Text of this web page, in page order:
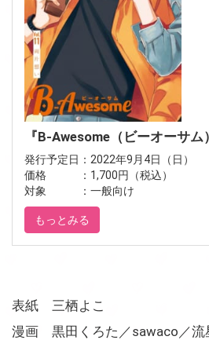
『B-Awesome（ビーオーサ
発行予定日：2022年9月4日（日）
価格 ：1,700円（税込）
対象 ：一般向け
もっとみる
表紙 三栖よこ
漫画 黒田くろた／sawaco／流